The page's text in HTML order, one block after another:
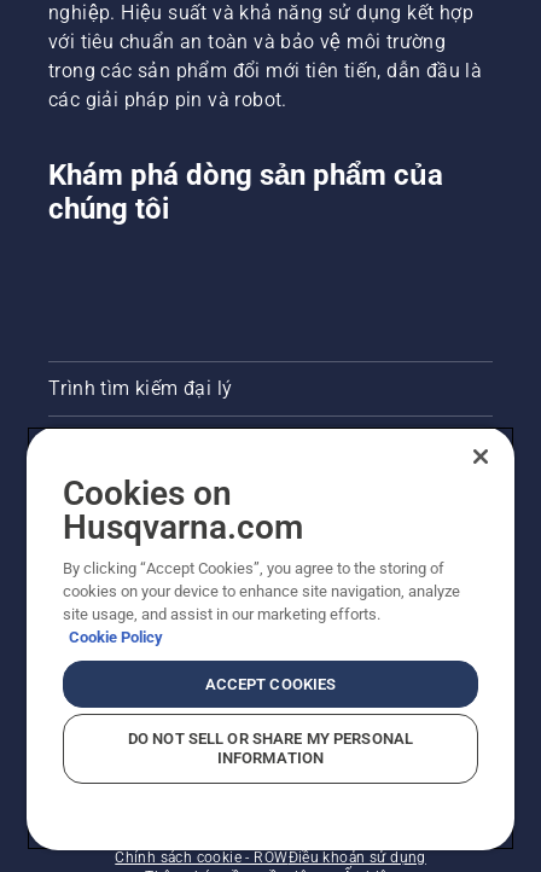
nghiệp. Hiệu suất và khả năng sử dụng kết hợp
với tiêu chuẩn an toàn và bảo vệ môi trường
trong các sản phẩm đổi mới tiên tiến, dẫn đầu là
các giải pháp pin và robot.
Khám phá dòng sản phẩm của
chúng tôi
Trình tìm kiếm đại lý
Phòng họp báo
Trang web Husqvarna khác
Chính sách cookie - ROWĐiều khoản sử dụng
Cookies on
Husqvarna.com
By clicking “Accept Cookies”, you agree to the storing of
cookies on your device to enhance site navigation, analyze
site usage, and assist in our marketing efforts.
Cookie Policy
ACCEPT COOKIES
DO NOT SELL OR SHARE MY PERSONAL
INFORMATION